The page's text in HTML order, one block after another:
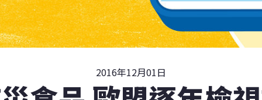
2016年12月01日